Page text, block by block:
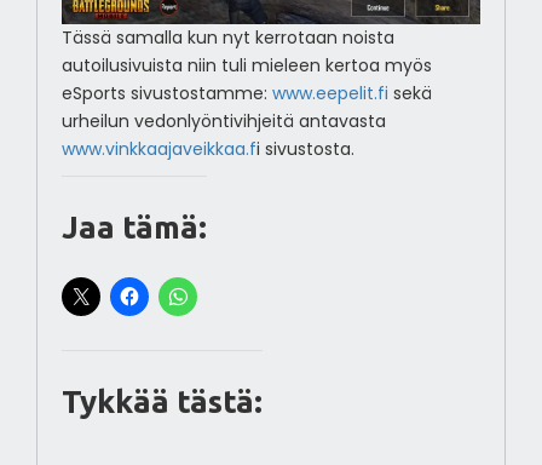
Tässä samalla kun nyt kerrotaan noista
autoilusivuista niin tuli mieleen kertoa myös
eSports sivustostamme: www.eepelit.fi sekä
urheilun vedonlyöntivihjeitä antavasta
www.vinkkaajaveikkaa.fi sivustosta.
Jaa tämä:
Tykkää tästä: